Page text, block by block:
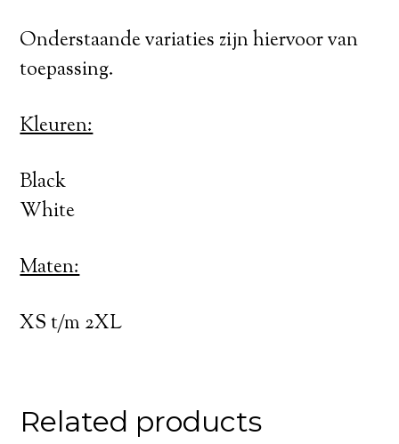
Onderstaande variaties zijn hiervoor van
toepassing.
Kleuren:
Black
White
Maten:
XS t/m 2XL
Related products